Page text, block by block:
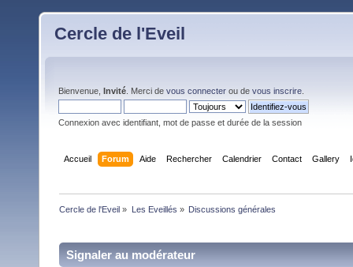
Cercle de l'Eveil
Bienvenue, Invité . Merci de vous connecter ou de vous inscrire
Connexion avec identifiant, mot de passe et durée de la session
Accueil Forum Aide Rechercher Calendrier Contact Gallery
Cercle de l'Eveil » Les Eveillés » Discussions générales
Signaler au modérateur